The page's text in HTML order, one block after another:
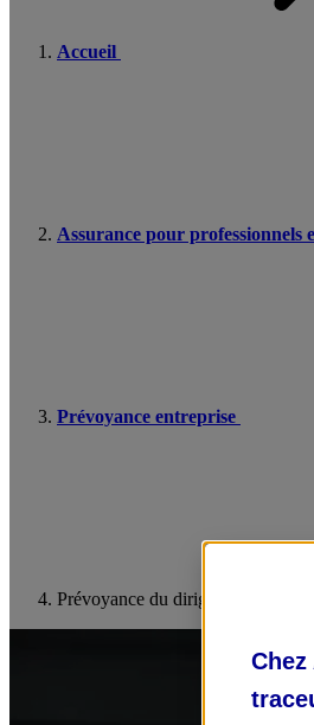
Accueil
Assurance pour professionnels
Prévoyance entreprise
Prévoyance du dirigeant